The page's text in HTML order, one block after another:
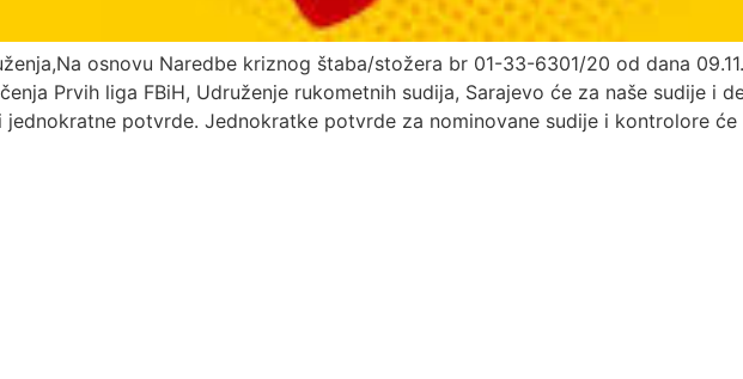
osnovu Naredbe kriznog štaba/stožera br 01-33-6301/20 od dana
Prvih liga FBiH, Udruženje rukometnih sudija, Sarajevo će za naše sudije i
jednokratne potvrde. Jednokratke potvrde za nominovane sudije i kontrolore